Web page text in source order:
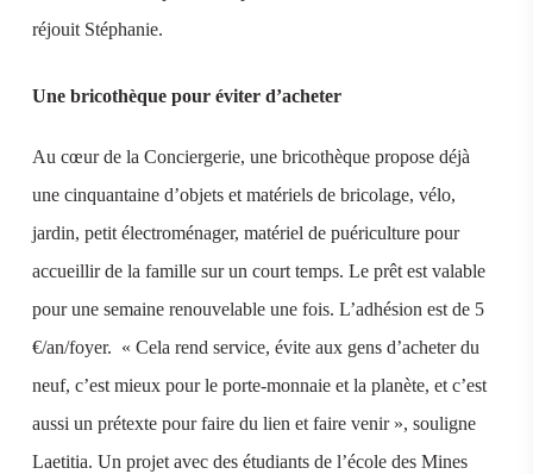
réjouit Stéphanie.
Une bricothèque pour éviter d’acheter
Au cœur de la Conciergerie, une bricothèque propose déjà
une cinquantaine d’objets et matériels de bricolage, vélo,
jardin, petit électroménager, matériel de puériculture pour
accueillir de la famille sur un court temps. Le prêt est valable
pour une semaine renouvelable une fois. L’adhésion est de 5
€/an/foyer. « Cela rend service, évite aux gens d’acheter du
neuf, c’est mieux pour le porte-monnaie et la planète, et c’est
aussi un prétexte pour faire du lien et faire venir », souligne
Laetitia. Un projet avec des étudiants de l’école des Mines